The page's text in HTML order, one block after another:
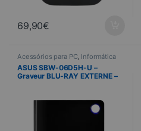
69,90€
Acessórios para PC, Informática
ASUS SBW-06D5H-U –
Graveur BLU-RAY EXTERNE –